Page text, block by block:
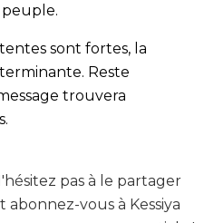
sont fortes, la
Reste
trouvera
pas à le partager
abonnez-vous à Kessiya